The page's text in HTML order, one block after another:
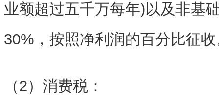
业额超过五千万每年)以及非基
30%，按照净利润的百分比征
（2）消费税：